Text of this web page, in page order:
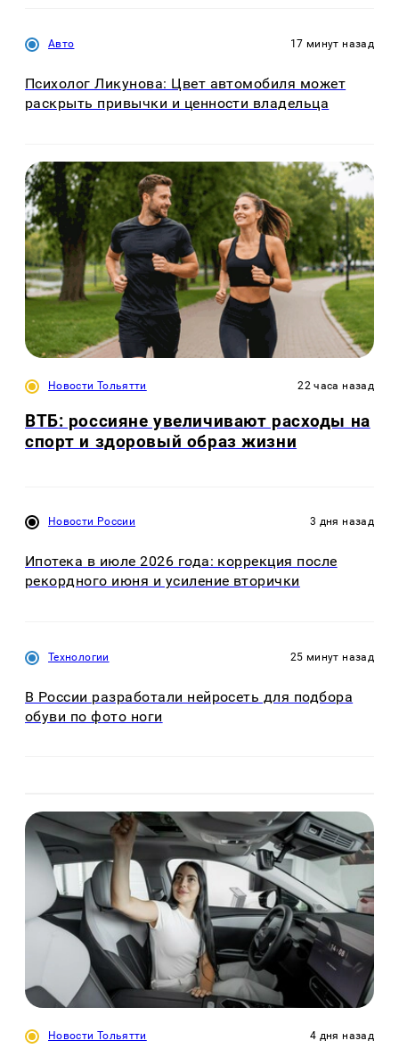
Авто 17 минут назад
Психолог Ликунова: Цвет автомобиля может
раскрыть привычки и ценности владельца
Новости Тольятти 22 часа назад
ВТБ: россияне увеличивают расходы на
спорт и здоровый образ жизни
Новости России 3 дня назад
Ипотека в июле 2026 года: коррекция после
рекордного июня и усиление вторички
Технологии 25 минут назад
В России разработали нейросеть для подбора
обуви по фото ноги
Новости Тольятти 4 дня назад